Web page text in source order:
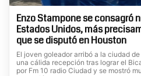
Enzo Stampone se consagró
Estados Unidos, más
que se disputó en Houston
El joven goleador arribó a la ciudad
una cálida recepción tras lograr el
por Fm 10 radio Ciudad y se mostró